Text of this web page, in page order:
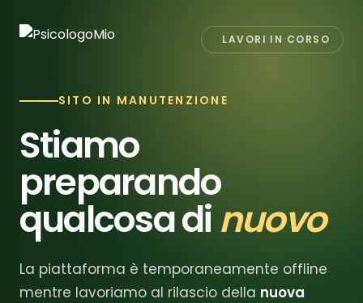
LAVORI IN CORSO
SITO IN MANUTENZIONE
Stiamo
preparando
qualcosa dinuovo
La piattaforma è temporaneamente offline
mentre lavoriamo al rilascio della nuova